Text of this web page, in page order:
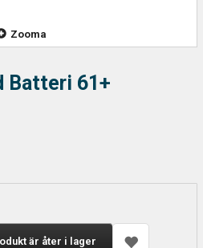
Zooma
Batteri 61+
är åter i lager